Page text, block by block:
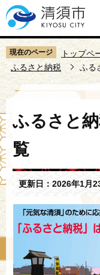
こ
の
ペ
ー
ジ
の
先
頭
で
す
現在のページ トップペ
ふるさと納税
ふる
文
こ
か
ふるさと
覧
更新日：2026年1月